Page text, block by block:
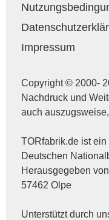
Impressum
Copyright © 2000-
Nachdruck und
auch
TORfabrik.de ist
Deutschen
Herausgegeben
57462 Olpe
Unterstützt durch